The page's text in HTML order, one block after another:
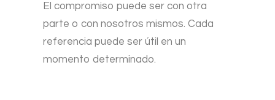
El compromiso puede ser con otra
parte o con nosotros mismos. Cada
referencia puede ser útil en un
momento determinado.